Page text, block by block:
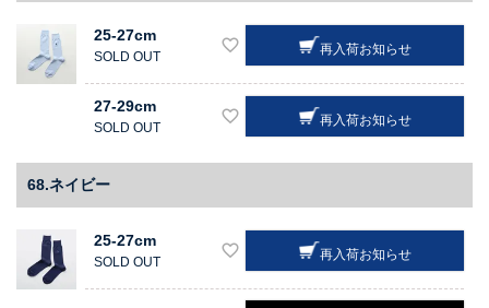
25-27cm
SOLD OUT 再入荷お知らせ
27-29cm
SOLD OUT 再入荷お知らせ
68.ネイビー
25-27cm
SOLD OUT 再入荷お知らせ